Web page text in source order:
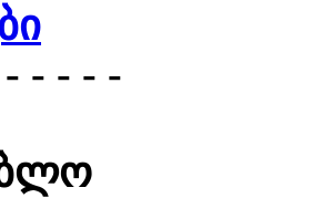
- - - -